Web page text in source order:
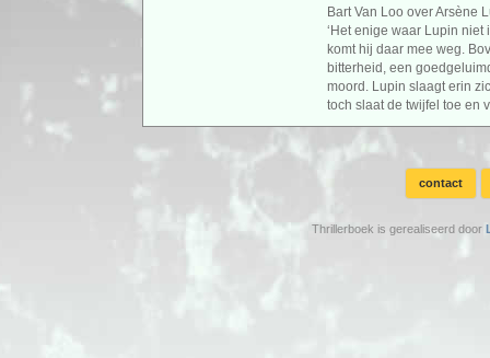
Bart Van Loo over Arsène
‘Het enige waar Lupin
komt hij daar mee weg.
bitterheid, een
moord. Lupin slaagt erin
toch slaat de twijfel toe en
contact
Thrillerboek is gerealiseerd door